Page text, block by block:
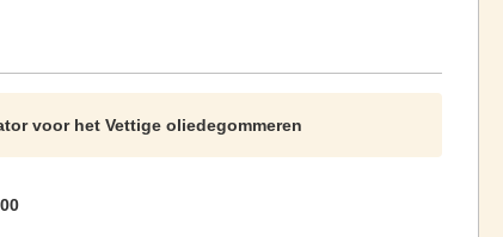
voor het Vettige oliedegommeren